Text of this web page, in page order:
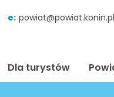
e: powiat@powiat.konin.pl
Dla turystów